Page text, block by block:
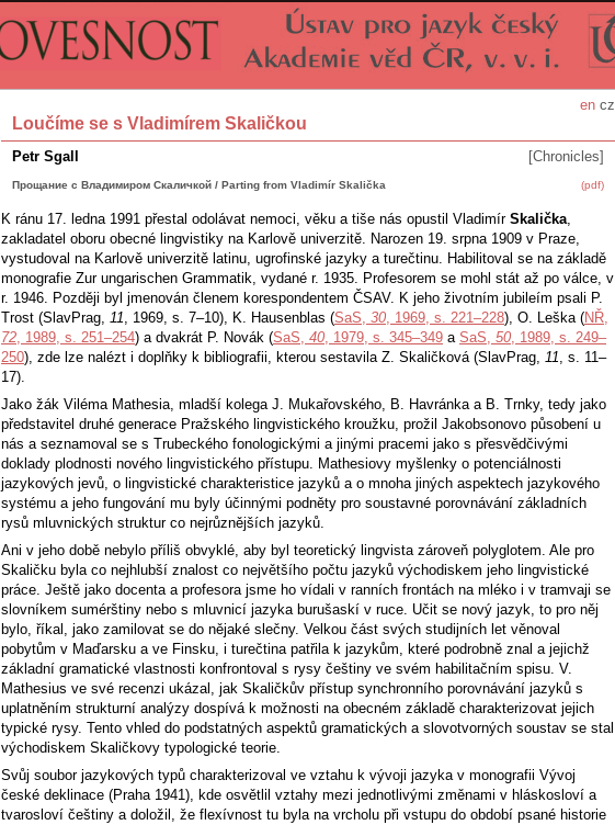
en cz
Loučíme se s Vladimírem Skaličkou
Petr Sgall [Chronicles]
(pdf)
Прощание с Владимиром Скаличкой / Parting from Vladimír Skalička
K ránu 17. ledna 1991 přestal odolávat nemoci, věku a tiše nás opustil Vladimír Skalička,
zakladatel oboru obecné lingvistiky na Karlově univerzitě. Narozen 19. srpna 1909 v Praze,
vystudoval na Karlově univerzitě latinu, ugrofinské jazyky a turečtinu. Habilitoval se na základě
monografie Zur ungarischen Grammatik, vydané r. 1935. Profesorem se mohl stát až po válce, v
r. 1946. Později byl jmenován členem korespondentem ČSAV. K jeho životním jubileím psali P.
Trost (SlavPrag, 11, 1969, s. 7–10), K. Hausenblas (SaS, 30, 1969, s. 221–228), O. Leška (NŘ,
72, 1989, s. 251–254) a dvakrát P. Novák (SaS, 40, 1979, s. 345–349 a SaS, 50, 1989, s. 249–
250), zde lze nalézt i doplňky k bibliografii, kterou sestavila Z. Skaličková (SlavPrag, 11, s. 11–
17).
Jako žák Viléma Mathesia, mladší kolega J. Mukařovského, B. Havránka a B. Trnky, tedy jako
představitel druhé generace Pražského lingvistického kroužku, prožil Jakobsonovo působení u
nás a seznamoval se s Trubeckého fonologickými a jinými pracemi jako s přesvědčivými
doklady plodnosti nového lingvistického přístupu. Mathesiovy myšlenky o potenciálnosti
jazykových jevů, o lingvistické charakteristice jazyků a o mnoha jiných aspektech jazykového
systému a jeho fungování mu byly účinnými podněty pro soustavné porovnávání základních
rysů mluvnických struktur co nejrůznějších jazyků.
Ani v jeho době nebylo příliš obvyklé, aby byl teoretický lingvista zároveň polyglotem. Ale pro
Skaličku byla co nejhlubší znalost co největšího počtu jazyků východiskem jeho lingvistické
práce. Ještě jako docenta a profesora jsme ho vídali v ranních frontách na mléko i v tramvaji se
slovníkem sumérštiny nebo s mluvnicí jazyka burušaskí v ruce. Učit se nový jazyk, to pro něj
bylo, říkal, jako zamilovat se do nějaké slečny. Velkou část svých studijních let věnoval
pobytům v Maďarsku a ve Finsku, i turečtina patřila k jazykům, které podrobně znal a jejichž
základní gramatické vlastnosti konfrontoval s rysy češtiny ve svém habilitačním spisu. V.
Mathesius ve své recenzi ukázal, jak Skaličkův přístup synchronního porovnávání jazyků s
uplatněním strukturní analýzy dospívá k možnosti na obecném základě charakterizovat jejich
typické rysy. Tento vhled do podstatných aspektů gramatických a slovotvorných soustav se stal
východiskem Skaličkovy typologické teorie.
Svůj soubor jazykových typů charakterizoval ve vztahu k vývoji jazyka v monografii Vývoj
české deklinace (Praha 1941), kde osvětlil vztahy mezi jednotlivými změnami v hláskosloví a
tvarosloví češtiny a doložil, že flexívnost tu byla na vrcholu při vstupu do období psané historie